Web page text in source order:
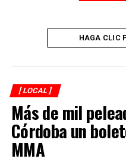
Saldrán a votar más de
ANTES
Reducen 87% las multas
HAGA CLIC
[ LOCAL ]
Más de mil
Córdoba un
MMA